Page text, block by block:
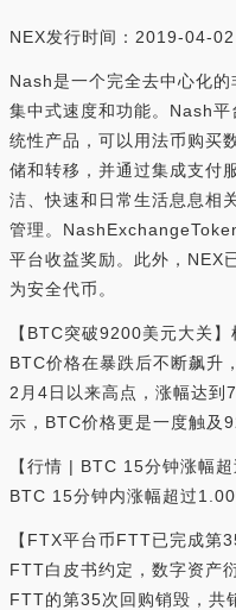
NEX发行时间：2019-04-02
Nash是一个完全去中心化
集中式速度和功能。Nash
统性产品，可以用法币购买
储和转移，并通过集成支付
洁、快速和日常生活息息相
管理。
平台收益奖励。此外，NEX
为安全代币。
【BTC突破9200美元大关
BTC价格在暴跌后不断飙升
2月4日以来高点，涨幅达
示，BTC价格更是一度触及
【行情 | BTC 15分钟涨幅
BTC 15分钟内涨幅超过
【FTX平台币FTT已完成第
FTT白皮书约定，数字资产
FTT的第35次回购销毁，